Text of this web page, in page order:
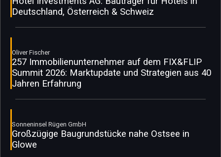
Deutschland, Österreich & Schweiz
Oliver Fischer
257 Immobilienunternehmer auf dem FIX&FLIP
Summit 2026: Marktupdate und Strategien aus 40
Jahren Erfahrung
Sonneninsel Rügen GmbH
Großzügige Baugrundstücke nahe Ostsee in
Glowe